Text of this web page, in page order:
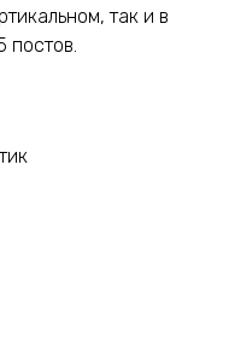
так и в
постов.